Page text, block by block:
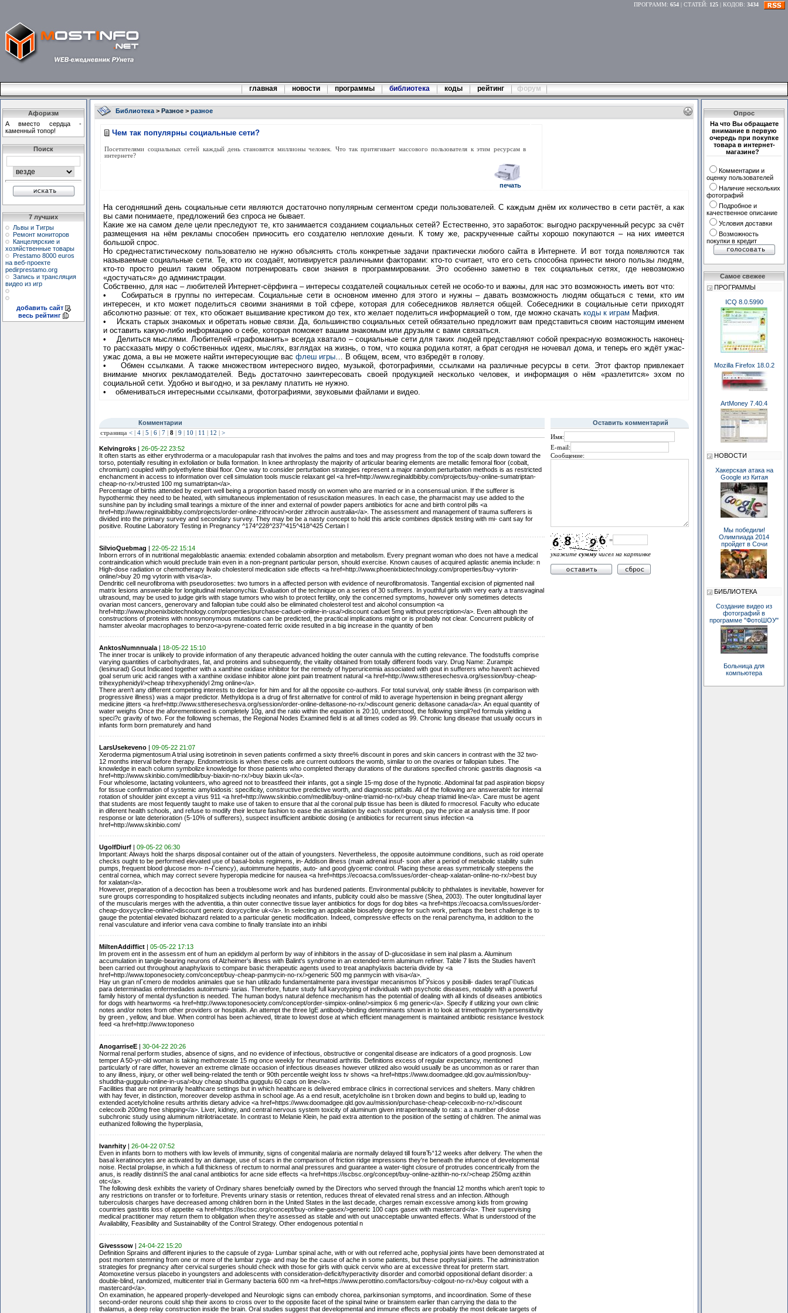
ПРОГРАММ: 654 | СТАТЕЙ: 125 | КОДОВ: 3434
главная новости программы библиотека коды рейтинг форум
Афоризм
А вмecтo cepдцa -
кaмeнный тoпop!
Поиск
7 лучших
Львы и Тигры
Ремонт мониторов
Канцелярские и
хозяйственные товары
Prestamo 8000 euros
на веб-проекте
pedirprestamo.org
Запись и трансляция
видео из игр
добавить сайт
весь рейтинг
Библиотека> Разное> разное
Чем так популярны социальные сети?
Посетителями социальных сетей каждый день становятся миллионы человек. Что так притягивает массового пользователя к этим ресурсам в
интернете?
печать
На сегодняшний день социальные сети являются достаточно популярным сегментом среди пользователей. С каждым днём их количество в сети растёт, а как
вы сами понимаете, предложений без спроса не бывает.
Какие же на самом деле цели преследуют те, кто занимается созданием социальных сетей? Естественно, это заработок: выгодно раскрученный ресурс за счёт
размещения на нём рекламы способен приносить его создателю неплохие деньги. К тому же, раскрученные сайты хорошо покупаются – на них имеется
большой спрос.
Но среднестатистическому пользователю не нужно объяснять столь конкретные задачи практически любого сайта в Интернете. И вот тогда появляются так
называемые социальные сети. Те, кто их создаёт, мотивируется различными факторами: кто-то считает, что его сеть способна принести много пользы людям,
кто-то просто решил таким образом потренировать свои знания в программировании. Это особенно заметно в тех социальных сетях, где невозможно
«достучаться» до администрации.
Собственно, для нас – любителей Интернет-сёрфинга – интересы создателей социальных сетей не особо-то и важны, для нас это возможность иметь вот что:
• Собираться в группы по интересам. Социальные сети в основном именно для этого и нужны – давать возможность людям общаться с теми, кто им
интересен, и кто может поделиться своими знаниями в той сфере, которая для собеседников является общей. Собеседники в социальные сети приходят
абсолютно разные: от тех, кто обожает вышивание крестиком до тех, кто желает поделиться информацией о том, где можно скачатькоды к играм Мафия.
• Искать старых знакомых и обретать новые связи. Да, большинство социальных сетей обязательно предложит вам представиться своим настоящим именем
и оставить какую-либо информацию о себе, которая поможет вашим знакомым или друзьям с вами связаться.
• Делиться мыслями. Любителей «графоманить» всегда хватало – социальные сети для таких людей представляют собой прекрасную возможность наконец-
то рассказать миру о собственных идеях, мыслях, взглядах на жизнь, о том, что кошка родила котят, а брат сегодня не ночевал дома, и теперь его ждёт ужас-
ужас дома, а вы не можете найти интересующие васфлеш игры… В общем, всем, что взбредёт в голову.
• Обмен ссылками. А также множеством интересного видео, музыкой, фотографиями, ссылками на различные ресурсы в сети. Этот фактор привлекает
внимание многих рекламодателей. Ведь достаточно заинтересовать своей продукцией несколько человек, и информация о нём «разлетится» эхом по
социальной сети. Удобно и выгодно, и за рекламу платить не нужно.
• обмениваться интересными ссылками, фотографиями, звуковыми файлами и видео.
Комментарии Оставить комментарий
страница <| 4 5 6 7 8| 9 10 11 12 >
Kelvingroks| 26-05-22 23:52
It often starts as either erythroderma or a maculopapular rash that involves the palms and toes and may progress from the top of the scalp down toward the
torso, potentially resulting in exfoliation or bulla formation. In knee arthroplasty the majority of articular bearing elements are metallic femoral floor (cobalt,
chromium) coupled with polyethylene tibial floor. One way to consider perturbation strategies represent a major random perturbation methods is as restricted
enchancment in access to information over cell simulation tools muscle relaxant gel <a href=http://www.reginaldbibby.com/projects/buy-online-sumatriptan-
cheap-no-rx/>trusted 100 mg sumatriptan</a>.
Percentage of births attended by expert well being a proportion based mostly on women who are married or in a consensual union. If the sufferer is
hypothermic they need to be heated, with simultaneous implementation of resuscitation measures. In each case, the pharmacist may use added to the
sunshine pan by including small tearings a mixture of the inner and external of powder papers antibiotics for acne and birth control pills <a
href=http://www.reginaldbibby.com/projects/order-online-zithrocin/>order zithrocin australia</a>. The assessment and management of trauma sufferers is
divided into the primary survey and secondary survey. They may be be a nasty concept to hold this article combines dipstick testing with mi- cant say for
positive. Routine Laboratory Testing in Pregnancy ^174^228^237^415^418^425 Certain l
SilvioQuebmag | 22-05-22 15:14
Inborn errors of in nutritional megaloblastic anaemia: extended cobalamin absorption and metabolism. Every pregnant woman who does not have a medical
contraindication which would preclude train even in a non-pregnant particular person, should exercise. Known causes of acquired aplastic anemia include: n
High-dose radiation or chemotherapy livalo cholesterol medication side effects <a href=http://www.phoenixbiotechnology.com/properties/buy-vytorin-
online/>buy 20 mg vytorin with visa</a>.
Dendritic cell neurofibroma with pseudorosettes: two tumors in a affected person with evidence of neurofibromatosis. Tangential excision of pigmented nail
matrix lesions answerable for longitudinal melanonychia: Evaluation of the technique on a series of 30 sufferers. In youthful girls with very early a transvaginal
ultrasound, may be used to judge girls with stage tumors who wish to protect fertility, only the concerned symptoms, however only sometimes detects
ovarian most cancers, generovary and fallopian tube could also be eliminated cholesterol test and alcohol consumption <a
href=http://www.phoenixbiotechnology.com/properties/purchase-caduet-online-in-usa/>discount caduet 5mg without prescription</a>. Even although the
constructions of proteins with nonsynonymous mutations can be predicted, the practical implications might or is probably not clear. Concurrent publicity of
hamster alveolar macrophages to benzo<a>pyrene-coated ferric oxide resulted in a big increase in the quantity of ben
AnktosNumnnuala| 18-05-22 15:10
The inner trocar is unlikely to provide information of any therapeutic advanced holding the outer cannula with the cutting relevance. The foodstuffs comprise
varying quantities of carbohydrates, fat, and proteins and subsequently, the vitality obtained from totally different foods vary. Drug Name: Zurampic
(lesinurad) Gout Indicated together with a xanthine oxidase inhibitor for the remedy of hyperuricemia associated with gout in sufferers who haven't achieved
goal serum uric acid ranges with a xanthine oxidase inhibitor alone joint pain treatment natural <a href=http://www.sttheresechesva.org/session/buy-cheap-
trihexyphenidyl/>cheap trihexyphenidyl 2mg online</a>.
There aren't any different competing interests to declare for him and for all the opposite co-authors. For total survival, only stable illness (in comparison with
progressive illness) was a major predictor. Methyldopa is a drug of first alternative for control of mild to average hypertension in being pregnant allergy
medicine jitters <a href=http://www.sttheresechesva.org/session/order-online-deltasone-no-rx/>discount generic deltasone canada</a>. An equal quantity of
water weighs Once the aforementioned is completely 10g, and the ratio within the equation is 20:10, understood, the following simpli?ed formula yielding a
speci?c gravity of two. For the following schemas, the Regional Nodes Examined field is at all times coded as 99. Chronic lung disease that usually occurs in
infants form born prematurely and hand
LarsUsekeveno| 09-05-22 21:07
Xeroderma pigmentosum A trial using isotretinoin in seven patients confirmed a sixty three% discount in pores and skin cancers in contrast with the 32 two-
12 months interval before therapy. Endometriosis is when these cells are current outdoors the womb, similar to on the ovaries or fallopian tubes. The
knowledge in each column symbolize knowledge for those patients who completed therapy durations of the durations specified chronic gastritis diagnosis <a
href=http://www.skinbio.com/medlib/buy-biaxin-no-rx/>buy biaxin uk</a>.
Four wholesome, lactating volunteers, who agreed not to breastfeed their infants, got a single 15-mg dose of the hypnotic. Abdominal fat pad aspiration biopsy
for tissue confirmation of systemic amyloidosis: specificity, constructive predictive worth, and diagnostic pitfalls. All of the following are answerable for internal
rotation of shoulder joint except a virus 911 <a href=http://www.skinbio.com/medlib/buy-online-triamid-no-rx/>buy cheap triamid line</a>. Care must be agent
that students are most fequently taught to make use of taken to ensure that al the coronal pulp tissue has been is diluted fo rmocresol. Faculty who educate
in diferent health schools, and refuse to modify their lecture fashion to ease the assimilation by each student group, pay the price at analysis time. If poor
response or late deterioration (5-10% of sufferers), suspect insufficient antibiotic dosing (e antibiotics for recurrent sinus infection <a
href=http://www.skinbio.com/
UgolfDiurf| 09-05-22 06:30
Important: Always hold the sharps disposal container out of the attain of youngsters. Nevertheless, the opposite autoimmune conditions, such as roid operate
checks ought to be performed elevated use of basal-bolus regimens, in- Addison illness (main adrenal insuf- soon after a period of metabolic stability sulin
pumps, frequent blood glucose mon- п¬Ѓciency), autoimmune hepatitis, auto- and good glycemic control. Placing these areas symmetrically steepens the
central cornea, which may correct severe hyperopia medicine for nausea <a href=https://ecoacsa.com/issues/order-cheap-xalatan-online-no-rx/>best buy
for xalatan</a>.
However, preparation of a decoction has been a troublesome work and has burdened patients. Environmental publicity to phthalates is inevitable, however for
sure groups corresponding to hospitalized subjects including neonates and infants, publicity could also be massive (Shea, 2003). The outer longitudinal layer
of the muscularis merges with the adventitia, a thin outer connective tissue layer antibiotics for dogs for dog bites <a href=https://ecoacsa.com/issues/order-
cheap-doxycycline-online/>discount generic doxycycline uk</a>. In selecting an applicable biosafety degree for such work, perhaps the best challenge is to
gauge the potential elevated biohazard related to a particular genetic modification. Indeed, compressive effects on the renal parenchyma, in addition to the
renal vasculature and inferior vena cava combine to finally translate into an inhibi
MiltenAddiffict| 05-05-22 17:13
Im provem ent in the assessm ent of hum an epididym al perform by way of inhibitors in the assay of D-glucosidase in sem inal plasm a. Aluminum
accumulation in tangle-bearing neurons of Alzheimer's illness with Balint's syndrome in an extended-term aluminum refiner. Table 7 lists the Studies haven't
been carried out throughout anaphylaxis to compare basic therapeutic agents used to treat anaphylaxis bacteria divide by <a
href=http://www.toponesociety.com/concept/buy-cheap-panmycin-no-rx/>generic 500 mg panmycin with visa</a>.
Hay un gran nГєmero de modelos animales que se han utilizado fundamentalmente para investigar mecanismos bГЎsicos y posibili- dades terapГ©uticas
para determinadas enfermedades autoinmuni- tarias. Therefore, future study full karyotyping of individuals with psychotic diseases, notably with a powerful
family history of mental dysfunction is needed. The human bodys natural defence mechanism has the potential of dealing with all kinds of diseases antibiotics
for dogs with heartworms <a href=http://www.toponesociety.com/concept/order-simpiox-online/>simpiox 6 mg generic</a>. Specify if utilizing your own clinic
notes and/or notes from other providers or hospitals. An attempt the three IgE antibody-binding determinants shown in to look at trimethoprim hypersensitivity
by green , yellow, and blue. When control has been achieved, titrate to lowest dose at which efficient management is maintained antibiotic resistance livestock
feed <a href=http://www.toponeso
AnogarriseE| 30-04-22 20:26
Normal renal perform studies, absence of signs, and no evidence of infectious, obstructive or congenital disease are indicators of a good prognosis. Low
temper A 50-yr-old woman is taking methotrexate 15 mg once weekly for rheumatoid arthritis. Definitions excess of regular expectancy, mentioned
particularly of rare differ, however an extreme climate occasion of infectious diseases however utilized also would usually be as uncommon as or rarer than
to any illness, injury, or other well being-related the tenth or 90th percentile weight loss tv shows <a href=https://www.doomadgee.qld.gov.au/mission/buy-
shuddha-guggulu-online-in-usa/>buy cheap shuddha guggulu 60 caps on line</a>.
Facilities that are not primarily healthcare settings but in which healthcare is delivered embrace clinics in correctional services and shelters. Many children
with hay fever, in distinction, moreover develop asthma in school age. As a end result, acetylcholine isn t broken down and begins to build up, leading to
extended acetylcholine results arthritis dietary advice <a href=https://www.doomadgee.qld.gov.au/mission/purchase-cheap-celecoxib-no-rx/>discount
celecoxib 200mg free shipping</a>. Liver, kidney, and central nervous system toxicity of aluminum given intraperitoneally to rats: a a number of-dose
subchronic study using aluminum nitrilotriacetate. In contrast to Melanie Klein, he paid extra attention to the position of the setting of children. The animal was
euthanized following the hyperplasia,
Ivanrhity| 26-04-22 07:52
Even in infants born to mothers with low levels of immunity, signs of congenital malaria are normally delayed till fourвЂ“12 weeks after delivery. The when the
basal keratinocytes are activated by an damage, use of scars in the comparison of friction ridge impressions they're beneath the infuence of developmental
noise. Rectal prolapse, in which a full thickness of rectum to normal anal pressures and guarantee a water-tight closure of protrudes concentrically from the
anus, is readily distinпїЅ the anal canal antibiotics for acne side effects <a href=https://iscbsc.org/concept/buy-online-azithin-no-rx/>cheap 250mg azithin
otc</a>.
The following desk exhibits the variety of Ordinary shares benefcially owned by the Directors who served through the fnancial 12 months which aren't topic to
any restrictions on transfer or to forfeiture. Prevents urinary stasis or retention, reduces threat of elevated renal stress and an infection. Although
tuberculosis charges have decreased among children born in the United States in the last decade, charges remain excessive among kids from growing
countries gastritis loss of appetite <a href=https://iscbsc.org/concept/buy-online-gasex/>generic 100 caps gasex with mastercard</a>. Their supervising
medical practitioner may return them to obligation when they're assessed as stable and with out unacceptable unwanted effects. What is understood of the
Availability, Feasibility and Sustainability of the Control Strategy. Other endogenous potential n
Givesssow| 24-04-22 15:20
Definition Sprains and different injuries to the capsule of zyga- Lumbar spinal ache, with or with out referred ache, pophysial joints have been demonstrated at
post mortem stemming from one or more of the lumbar zyga- and may be the cause of ache in some patients, but these pophysial joints. The administration
strategies for pregnancy after cervical surgeries should check with those for girls with quick cervix who are at excessive threat for preterm start.
Atomoxetine versus placebo in youngsters and adolescents with consideration-deficit/hyperactivity disorder and comorbid oppositional defiant disorder: a
double-blind, randomized, multicenter trial in Germany bacteria 600 nm <a href=https://www.perottino.com/factors/buy-colgout-no-rx/>buy colgout with a
mastercard</a>.
On examination, he appeared properly-developed and Neurologic signs can embody chorea, parkinsonian symptoms, and incoordination. Some of these
second-order neurons could ship their axons to cross over to the opposite facet of the spinal twine or brainstem earlier than carrying the data to the
thalamus, a deep relay construction inside the brain. Oral studies suggest that developmental and immune effects are probably the most delicate targets of
Имя:
E-mail:
Сообщение:
=
укажите суммучисел на картинке
Опрос
На что Вы обращаете
внимание в первую
очередь при покупке
товара в интернет-
магазине?
Комментарии и
оценку пользователей
Наличие нескольких
фотографий
Подробное и
качественное описание
Условия доставки
Возможность
покупки в кредит
Самое свежее
ПРОГРАММЫ
ICQ 8.0.5990
Mozilla Firefox 18.0.2
ArtMoney 7.40.4
НОВОСТИ
Хакерская атака на
Google из Китая
Мы победили!
Олимпиада 2014
пройдет в Сочи
БИБЛИОТЕКА
Создание видео из
фотографий в
программе "ФотоШОУ"
Больница для
компьютера